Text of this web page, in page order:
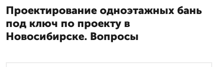
Проектирование одноэтажных бань
под ключ по проекту в
Новосибирске. Вопросы